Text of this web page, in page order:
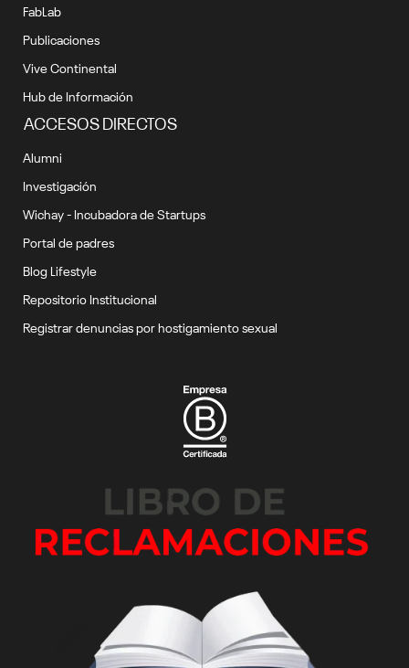
FabLab
Publicaciones
Vive Continental
Hub de Información
ACCESOS DIRECTOS
Alumni
Investigación
Wichay - Incubadora de Startups
Portal de padres
Blog Lifestyle
Repositorio Institucional
Registrar denuncias por hostigamiento sexual